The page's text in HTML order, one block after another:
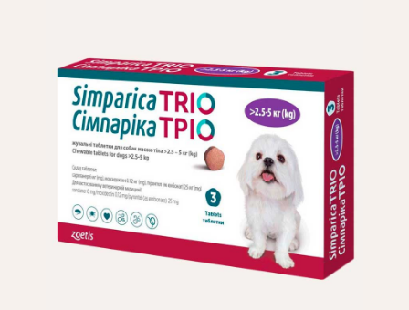
ДЛЯ КОТІВ
Оплата і доставка
Програма лояльності
Про Нас
Оптовим клієнтам
Контакти